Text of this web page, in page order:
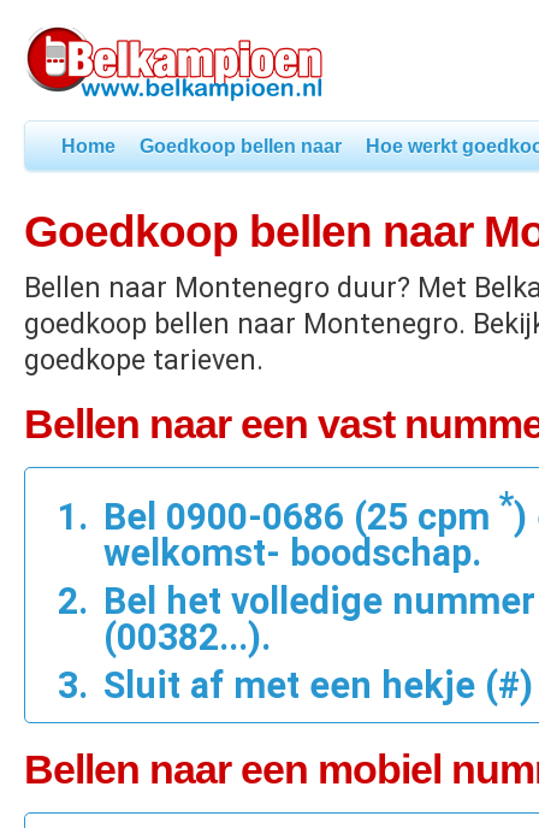
Home Goedkoop bellen naar Hoe werkt
Goedkoop bellen naar
Bellen naar Montenegro duur? Met
goedkoop bellen naar Montenegro.
goedkope tarieven.
Bellen naar een vast
Bel 0900-0686 (25 cpm *)
welkomst- boodschap.
Bel het volledige
(00382...).
Sluit af met een hekje (#)
Bellen naar een mobiel